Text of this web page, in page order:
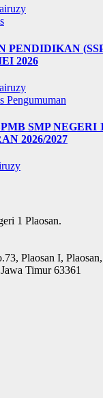
PENDIDIKAN
2026
Pengumuman
SMP NEGERI
2026/2027
1 Plaosan.
Plaosan I,
Timur 63361